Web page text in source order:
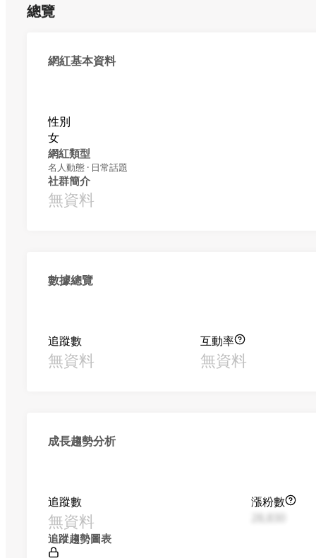
總覽
網紅基本資料
性別
女
網紅類型
名人動態 · 日常話題
社群簡介
無資料
數據總覽
追蹤數
無資料
互動率
無資料
成長趨勢分析
追蹤數
無資料
漲粉數
追蹤趨勢圖表